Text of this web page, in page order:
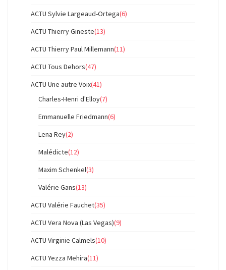
ACTU Sylvie Largeaud-Ortega(6)
ACTU Thierry Gineste(13)
ACTU Thierry Paul Millemann(11)
ACTU Tous Dehors(47)
ACTU Une autre Voix(41)
Charles-Henri d'Elloy(7)
Emmanuelle Friedmann(6)
Lena Rey(2)
Malédicte(12)
Maxim Schenkel(3)
Valérie Gans(13)
ACTU Valérie Fauchet(35)
ACTU Vera Nova (Las Vegas)(9)
ACTU Virginie Calmels(10)
ACTU Yezza Mehira(11)